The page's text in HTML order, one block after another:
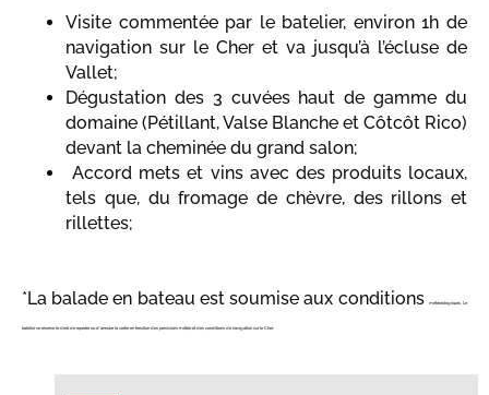
Visite commentée par le batelier, environ 1h de
navigation sur le Cher et va jusqu’à l’écluse de
Vallet;
Dégustation des 3 cuvées haut de gamme du
domaine (Pétillant, Valse Blanche et Côtcôt Rico)
devant la cheminée du grand salon;
Accord mets et vins avec des produits locaux,
tels que, du fromage de chèvre, des rillons et
rillettes;
*La balade en bateau est soumise aux conditions météorologiques. Le
batelier se réserve le droit de reporter oud’annuler la sortie en fonction des prévisions météo et des conditions de navigation sur le Cher.